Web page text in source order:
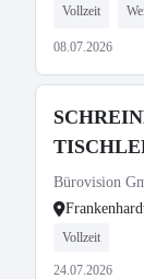
Vollzeit
08.07.2026
Bürovision
Vollzeit
24.07.2026